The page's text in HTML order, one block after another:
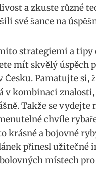
a zkuste⁣ různé
své šance‍ na
strategiemi ‍a tipy
mít skvělý úspěch‍
Česku. Pamatujte si,
v ‍kombinaci⁤ znalosti,
Takže se vydejte
chvíle
krásné a bojovné
přinesl užitečné​
místech